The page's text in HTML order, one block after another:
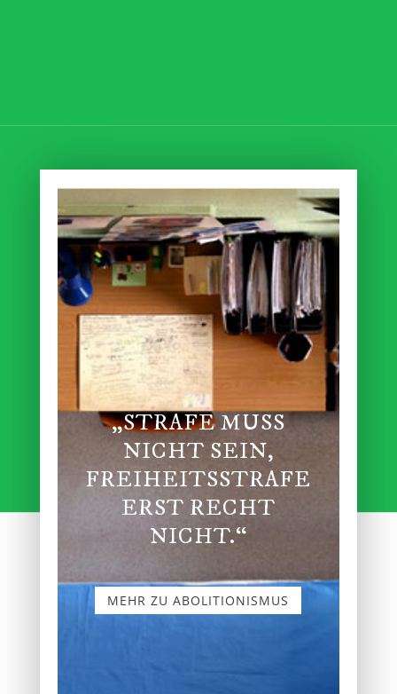
„STRAFE MUSS
NICHT SEIN,
FREIHEITSSTRAFE
ERST RECHT
NICHT.“
MEHR ZU ABOLITIONISMUS